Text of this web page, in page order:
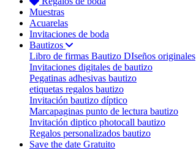
Muestras
Acuarelas
Invitaciones de boda
Bautizos
Libro de firmas Bautizo DIseños originales
Invitaciones digitales de bautizo
Pegatinas adhesivas bautizo
etiquetas regalos bautizo
Invitación bautizo díptico
Marcapaginas punto de lectura bautizo
Invitación diptico photocall bautizo
Regalos personalizados bautizo
Save the date Gratuito